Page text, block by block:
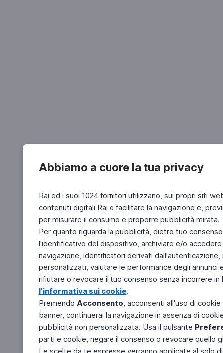
Abbiamo a cuore la tua privacy
Rai ed i suoi 1024 fornitori utilizzano, sui propri siti
contenuti digitali Rai e facilitare la navigazione e,
per misurare il consumo e proporre pubblicità mirata.
Per quanto riguarda la pubblicità, dietro tuo
l'identificativo del dispositivo, archiviare e/o
navigazione, identificatori derivati
personalizzati, valutare le performance degli
rifiutare o revocare il tuo consenso senza incorrere
l'informativa sui cookie.
Premendo Acconsento, acconsenti all'uso di
banner, continuerai la navigazione in assenza di
pubblicità non personalizzata. Usa il pulsante
parti e cookie, negare il consenso o revocare quello
Le scelte da te espresse verranno applicate al solo